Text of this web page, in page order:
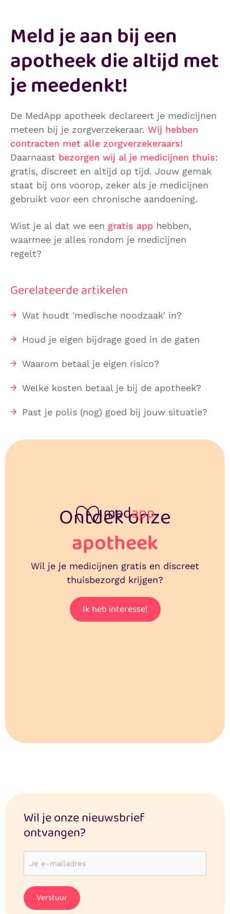
Meld je aan bij een
apotheek die altijd met
je meedenkt!
De MedApp apotheek declareert je medicijnen
meteen bij je zorgverzekeraar. Wij hebben
contracten met alle zorgverzekeraars!
Daarnaast bezorgen wij al je medicijnen thuis:
gratis, discreet en altijd op tijd. Jouw gemak
staat bij ons voorop, zeker als je medicijnen
gebruikt voor een chronische aandoening.
Wist je al dat we een gratis app hebben,
waarmee je alles rondom je medicijnen
regelt?
Gerelateerde artikelen
Wat houdt 'medische noodzaak' in?
Houd je eigen bijdrage goed in de gaten
Waarom betaal je eigen risico?
Welke kosten betaal je bij de apotheek?
Past je polis (nog) goed bij jouw situatie?
Ontdek onze
apotheek
Wil je je medicijnen gratis en discreet
thuisbezorgd krijgen?
Ik heb interesse!
Wil je onze nieuwsbrief
ontvangen?